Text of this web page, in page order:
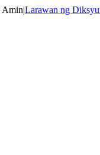
Amin|Larawan ng